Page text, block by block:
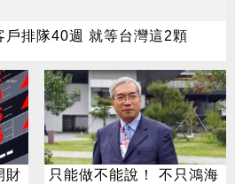
戶排隊40週 就等台灣這2顆
財
只能做不能說！ 不只鴻海